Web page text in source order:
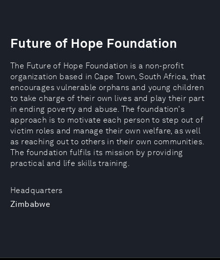
Headquarters
Zimbabwe
Future of Hope Foundation
The Future of Hope Foundation is a non-profit
organization based in Cape Town, South Africa, that
encourages vulnerable orphans and young children
to take charge of their own lives and play their part
in ending poverty and abuse. The foundation's
approach is to motivate each person to step out of
victim roles and manage their own welfare, as well
as reaching out to others in their own communities.
The foundation fulfils its mission by providing
practical and life skills training.